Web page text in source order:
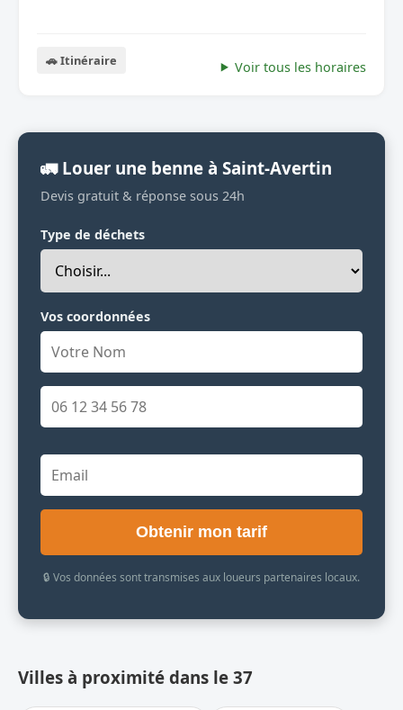
🚗 Itinéraire Voir tous les horaires
🚛 Louer une benne à Saint-Avertin
Devis gratuit & réponse sous 24h
Type de déchets
Vos coordonnées
Obtenir mon tarif
🔒 Vos données sont transmises aux loueurs partenaires locaux.
Villes à proximité dans le 37